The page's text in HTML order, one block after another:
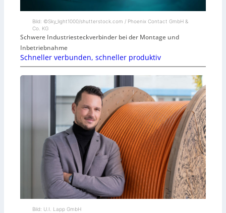
Bild: ©Sky_light1000/shutterstock.com / Phoenix Contact GmbH &
Co. KG
Schwere Industriesteckverbinder bei der Montage und
Inbetriebnahme
Schneller verbunden, schneller produktiv
Bild: U.I. Lapp GmbH